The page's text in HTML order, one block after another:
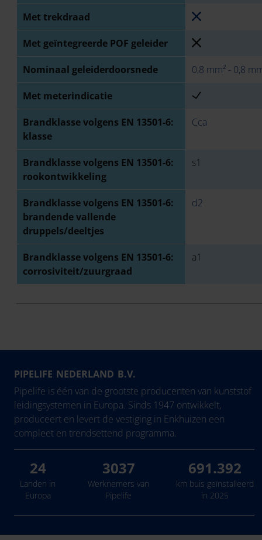
Met trekdraad
Met geïntegreerde POF geleider
Nominaal geleiderdoorsnede 0,8 mm² - 0,8
Met meterindicatie
Brandklasse volgens EN 13501-6:
klasse
Cca
Brandklasse volgens EN 13501-6:
rookontwikkeling
s1
Brandklasse volgens EN 13501-6:
brandende vallende
druppels/deeltjes
d2
Brandklasse volgens EN 13501-6:
corrosiviteit/zuurgraad
a1
PIPELIFE NEDERLAND B.V.
Pipelife is één van de grootste producenten van kunststof
leidingsystemen in Europa. Sinds 1947 ontwikkelt,
produceert en levert de vestiging in Enkhuizen een
compleet en trendsettend programma.
24
Landen in
Europa
3037
Werknemers van
Pipelife
691.392
km buis geïnstalleerd
in 2025